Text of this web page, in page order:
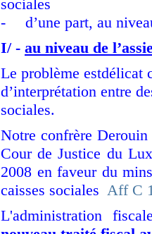
sociales
-
d’une part, au
I/ - au niveau de
Le problème
d’interprétation entre
sociales.
Notre confrère
Cour de Justice du
2008 en faveur du
caisses sociales Aff C
L'administration